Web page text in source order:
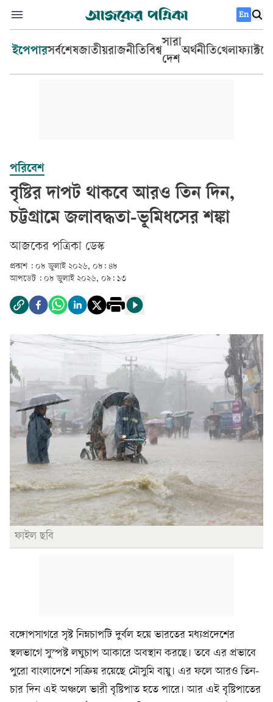
En
ইপেপারসর্বশেষজাতীয়রাজনীতিবিশ্ব
সারা
দেশ
অর্থনীতিখেলা
পরিবেশ
বৃষ্টির দাপট থাকবে আরও তিন দিন,
চট্টগ্রামে জলাবদ্ধতা-ভূমিধসের শঙ্কা
আজকের পত্রিকা ডেস্ক­
প্রকাশ : ০৮ জুলাই ২০২৬, ০৮: ৪৮
আপডেট : ০৮ জুলাই ২০২৬, ০৯: ১৩
ফাইল ছবি
বঙ্গোপসাগরে সৃষ্ট নিম্নচাপটি দুর্বল হয়ে ভারতের মধ্যপ্রদেশের
স্থলভাগে সুস্পষ্ট লঘুচাপ আকারে অবস্থান করছে। তবে এর প্রভাবে
পুরো বাংলাদেশে সক্রিয় রয়েছে মৌসুমি বায়ু। এর ফলে আরও তিন-
চার দিন এই অঞ্চলে ভারী বৃষ্টিপাত হতে পারে। আর এই বৃষ্টিপাতের